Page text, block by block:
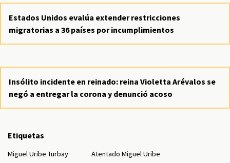
Estados Unidos evalúa extender restricciones
migratorias a 36 países por incumplimientos
Insólito incidente en reinado: reina Violetta Arévalos se
negó a entregar la corona y denunció acoso
Etiquetas
Miguel Uribe Turbay
Atentado Miguel Uribe